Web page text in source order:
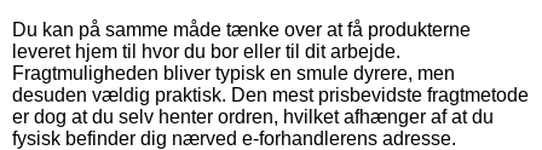
Du kan på samme måde tænke over at få produkterne
leveret hjem til hvor du bor eller til dit arbejde.
Fragtmuligheden bliver typisk en smule dyrere, men
desuden vældig praktisk. Den mest prisbevidste fragtmetode
er dog at du selv henter ordren, hvilket afhænger af at du
fysisk befinder dig nærved e-forhandlerens adresse.